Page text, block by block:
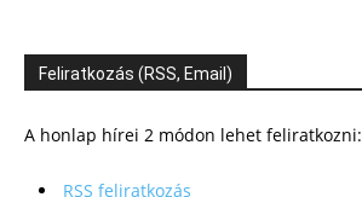
Feliratkozás (RSS, Email)
A honlap hírei 2 módon lehet feliratkozni:
RSS feliratkozás